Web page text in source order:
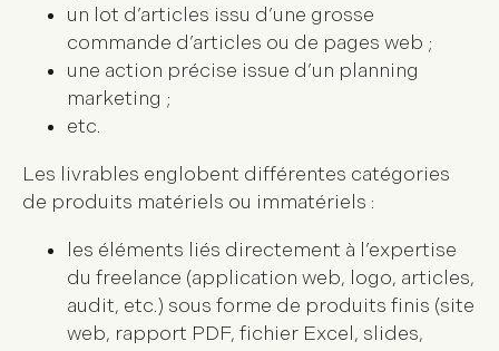
un lot d’articles issu d’une grosse
commande d’articles ou de pages web ;
une action précise issue d’un planning
marketing ;
etc.
Les livrables englobent différentes catégories
de produits matériels ou immatériels :
les éléments liés directement à l’expertise
du freelance (application web, logo, articles,
audit, etc.) sous forme de produits finis (site
web, rapport PDF, fichier Excel, slides,